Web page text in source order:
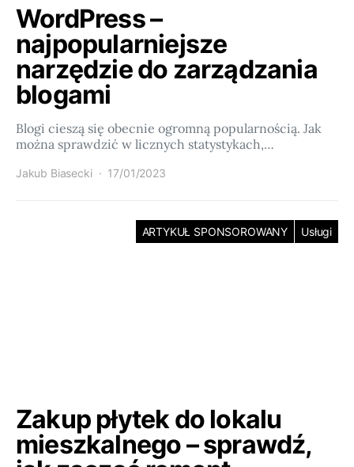
WordPress –
najpopularniejsze
narzędzie do zarządzania
blogami
Blogi cieszą się obecnie ogromną popularnością. Jak
można sprawdzić w licznych statystykach,…
Jakub Biasecki 17/01/2023
ARTYKUŁ SPONSOROWANY Usługi
Zakup płytek do lokalu
mieszkalnego – sprawdź,